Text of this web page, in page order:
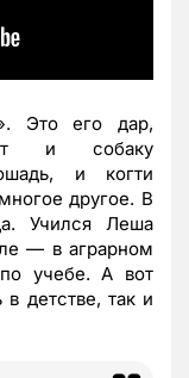
Это его дар,
и собаку
и когти
другое. В
Учился Леша
— в аграрном
по учебе. А вот
детстве, так и